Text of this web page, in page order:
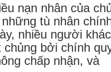
nạn nhân của
tù nhân
nhiều người
bởi chính
chấp nhận, và